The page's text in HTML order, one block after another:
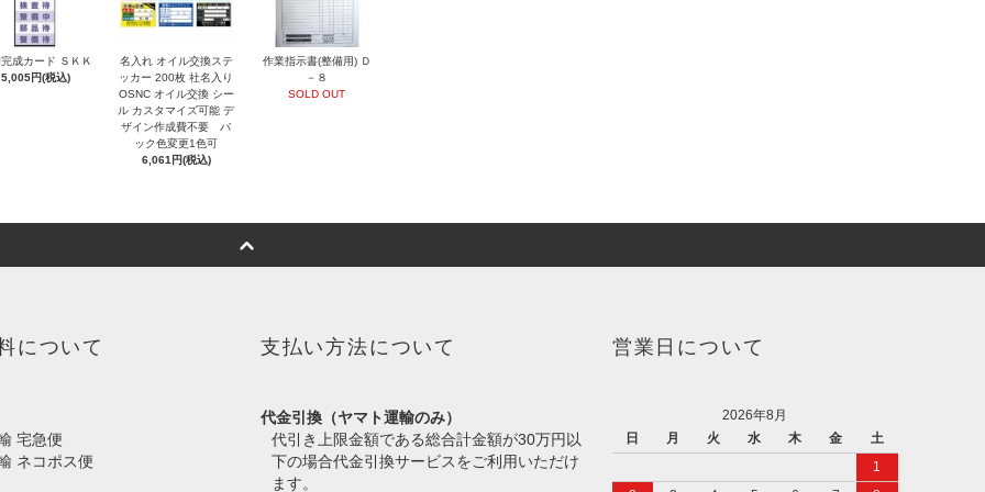
成カード ＳＫＫ
5,005円(税込)
名入れ オイル交換ステ
ッカー 200枚 社名入り
OSNC オイル交換 シー
ル カスタマイズ可能 デ
ザイン作成費不要 バ
ック色変更1色可
6,061円(税込)
作業指示書(整備用) Ｄ
－８
SOLD OUT
について
宅急便
ネコポス便
支払い方法について
代金引換（ヤマト運輸のみ）
代引き上限金額である総合計金額が30万円以
下の場合代金引換サービスをご利用いただけ
ます。
営業日について
2026年8月
日
月 火 水 木 金
土
1